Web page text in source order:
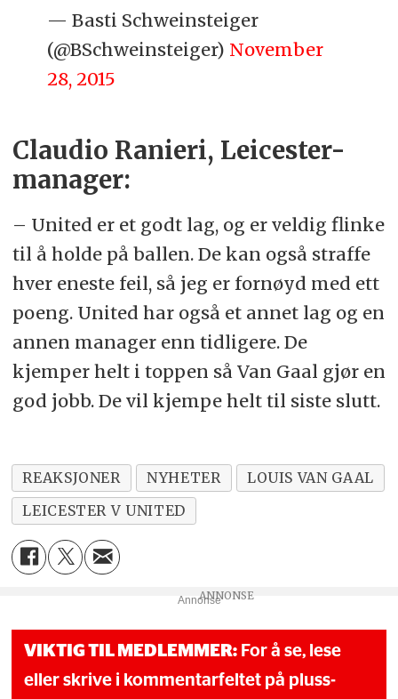
— Basti Schweinsteiger
(@BSchweinsteiger) November
28, 2015
Claudio Ranieri, Leicester-
manager:
– United er et godt lag, og er veldig flinke
til å holde på ballen. De kan også straffe
hver eneste feil, så jeg er fornøyd med ett
poeng. United har også et annet lag og en
annen manager enn tidligere. De
kjemper helt i toppen så Van Gaal gjør en
god jobb. De vil kjempe helt til siste slutt.
REAKSJONER NYHETER
LOUIS VAN GAAL
LEICESTER V UNITED
Annonse
VIKTIG TIL MEDLEMMER: For å se, lese
eller skrive i kommentarfeltet på pluss-